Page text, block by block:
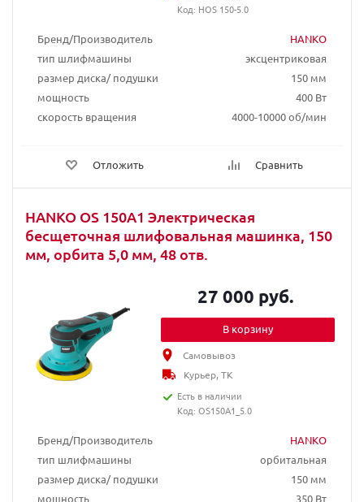
Бренд/Производитель
HANKO
тип шлифмашины
эксцентриковая
размер диска/ подушки
150 мм
мощность
400 Вт
скорость вращения
4000-10000 об/мин
Отложить Сравнить
Код: HOS 150-5.0
HANKO OS 150A1 Электрическая
бесщеточная шлифовальная машинка, 150
мм, орбита 5,0 мм, 48 отв.
Бренд/Производитель
HANKO
тип шлифмашины
орбитальная
размер диска/ подушки
150 мм
мощность
350 Вт
27 000 руб.
В корзину
Самовывоз
Курьер, ТК
Есть в наличии
Код: OS150A1_5.0